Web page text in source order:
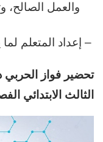
والعمل الصالح،
– إعداد المتعلم
تحضير فواز الحربي
الثالث الابتدائي